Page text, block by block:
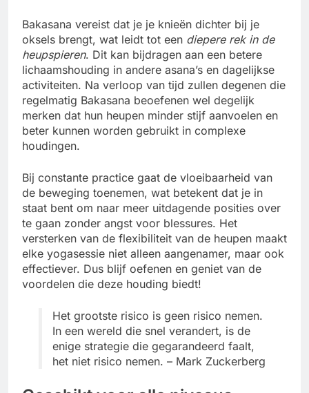
Bakasana vereist dat je je knieën dichter bij je
oksels brengt, wat leidt tot een diepere rek in de
heupspieren. Dit kan bijdragen aan een betere
lichaamshouding in andere asana’s en dagelijkse
activiteiten. Na verloop van tijd zullen degenen die
regelmatig Bakasana beoefenen wel degelijk
merken dat hun heupen minder stijf aanvoelen en
beter kunnen worden gebruikt in complexe
houdingen.
Bij constante practice gaat de vloeibaarheid van
de beweging toenemen, wat betekent dat je in
staat bent om naar meer uitdagende posities over
te gaan zonder angst voor blessures. Het
versterken van de flexibiliteit van de heupen maakt
elke yogasessie niet alleen aangenamer, maar ook
effectiever. Dus blijf oefenen en geniet van de
voordelen die deze houding biedt!
Het grootste risico is geen risico nemen.
In een wereld die snel verandert, is de
enige strategie die gegarandeerd faalt,
het niet risico nemen. – Mark Zuckerberg